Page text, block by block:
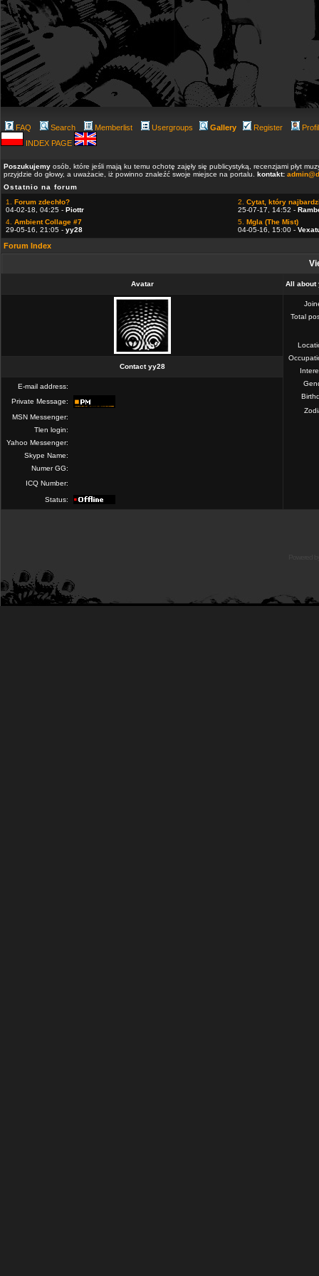
FAQ Search Memberlist Usergroups Gallery Register
INDEX PAGE
Poszukujemy osób, które jeśli mają ku temu ochotę zajęły się publicystyką, recenzjami płyt
przyjdzie do głowy, a uważacie, iż powinno znaleźć swoje miejsce na portalu. kontakt:
Ostatnio na forum
1. Forum zdechło?
04-02-18, 04:25 - Piottr
2. Cytat, który
25-07-17, 14:52 -
4. Ambient Collage #7
29-05-16, 21:05 - yy28
5. Mgla (The Mist)
04-05-16, 15:00 -
Forum Index
Avatar All about
Total
Contact yy28
E-mail address:
Private Message:
MSN Messenger:
Tlen login:
Yahoo Messenger:
Skype Name:
Numer GG:
ICQ Number:
Status: